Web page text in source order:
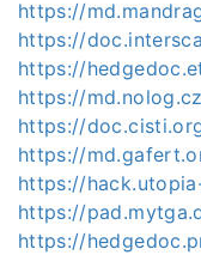
https://
https://
https://
https://
https://
https://
https://
https://
https://